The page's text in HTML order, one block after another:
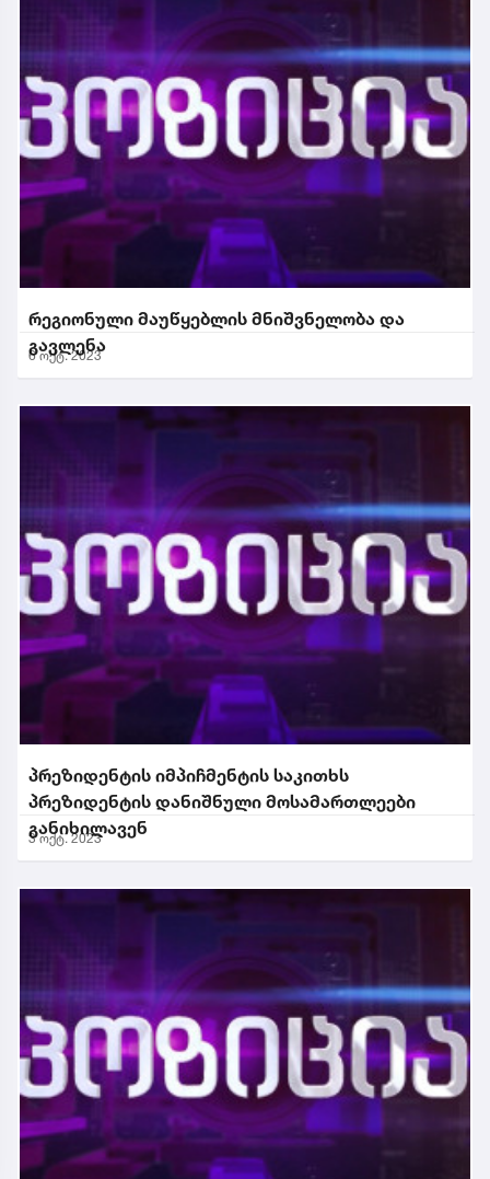
რეგიონული მაუწყებლის მნიშვნელობა და
გავლენა
6 ოქტ. 2023
პრეზიდენტის იმპიჩმენტის საკითხს
პრეზიდენტის დანიშნული მოსამართლეები
განიხილავენ
3 ოქტ. 2023